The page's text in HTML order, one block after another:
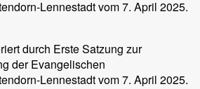
Lennestadt vom 7. April 2025.
durch Erste Satzung zur
der Evangelischen
Lennestadt vom 7. April 2025.